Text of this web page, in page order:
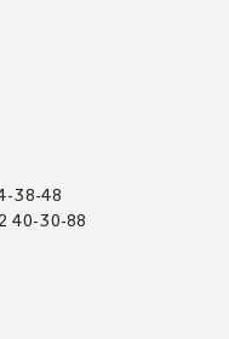
38-48
40-30-88